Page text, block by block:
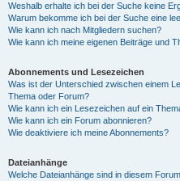
Weshalb erhalte ich bei der Suche keine
Warum bekomme ich bei der Suche eine
Wie kann ich nach Mitgliedern suchen?
Wie kann ich meine eigenen Beiträge und
Abonnements und Lesezeichen
Was ist der Unterschied zwischen einem
Thema oder Forum?
Wie kann ich ein Lesezeichen auf ein
Wie kann ich ein Forum abonnieren?
Wie deaktiviere ich meine Abonnements?
Dateianhänge
Welche Dateianhänge sind in diesem